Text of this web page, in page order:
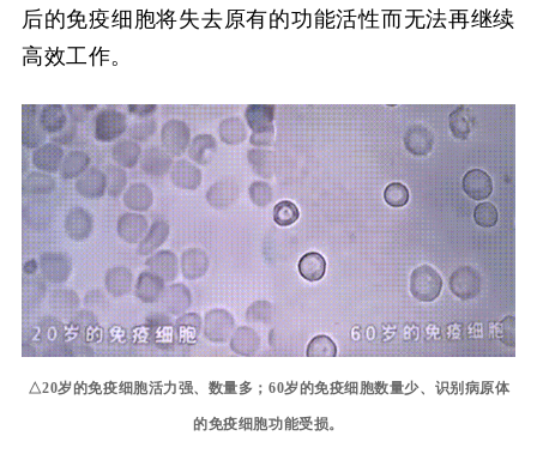
后的免疫细胞将失去原有的功能活性而无法再继续
高效工作。
△20岁的免疫细胞活力强、数量多；60岁的免疫细胞数量少、识别病原体
的免疫细胞功能受损。